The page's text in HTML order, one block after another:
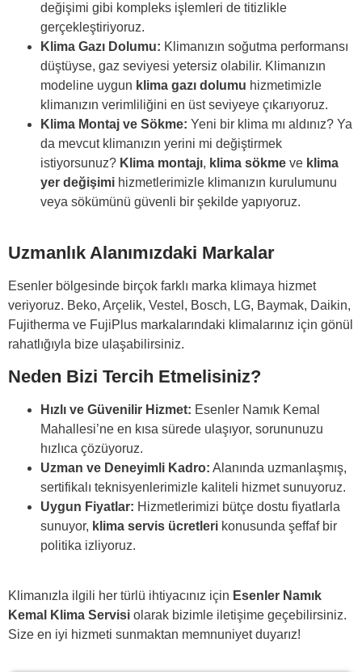
değişimi gibi kompleks işlemleri de titizlikle
gerçekleştiriyoruz.
Klima Gazı Dolumu: Klimanızın soğutma performansı
düştüyse, gaz seviyesi yetersiz olabilir. Klimanızın
modeline uygun klima gazı dolumu hizmetimizle
klimanızın verimliliğini en üst seviyeye çıkarıyoruz.
Klima Montaj ve Sökme: Yeni bir klima mı aldınız? Ya
da mevcut klimanızın yerini mi değiştirmek
istiyorsunuz? Klima montajı, klima sökme ve klima
yer değişimi hizmetlerimizle klimanızın kurulumunu
veya sökümünü güvenli bir şekilde yapıyoruz.
Uzmanlık Alanımızdaki Markalar
Esenler bölgesinde birçok farklı marka klimaya hizmet
veriyoruz. Beko, Arçelik, Vestel, Bosch, LG, Baymak, Daikin,
Fujitherma ve FujiPlus markalarındaki klimalarınız için gönül
rahatlığıyla bize ulaşabilirsiniz.
Neden Bizi Tercih Etmelisiniz?
Hızlı ve Güvenilir Hizmet: Esenler Namık Kemal
Mahallesi’ne en kısa sürede ulaşıyor, sorununuzu
hızlıca çözüyoruz.
Uzman ve Deneyimli Kadro: Alanında uzmanlaşmış,
sertifikalı teknisyenlerimizle kaliteli hizmet sunuyoruz.
Uygun Fiyatlar: Hizmetlerimizi bütçe dostu fiyatlarla
sunuyor, klima servis ücretleri konusunda şeffaf bir
politika izliyoruz.
Klimanızla ilgili her türlü ihtiyacınız için Esenler Namık
Kemal
Klima Servisi olarak bizimle iletişime geçebilirsiniz.
Size en iyi hizmeti sunmaktan memnuniyet duyarız!